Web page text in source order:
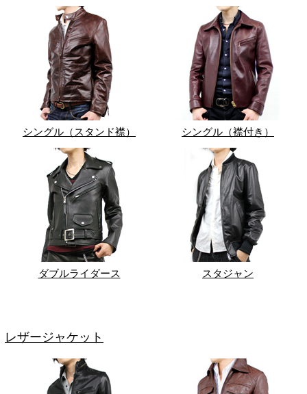
シングル（スタンド襟） シングル（襟付き）
ダブルライダース スタジャン
レザージャケット